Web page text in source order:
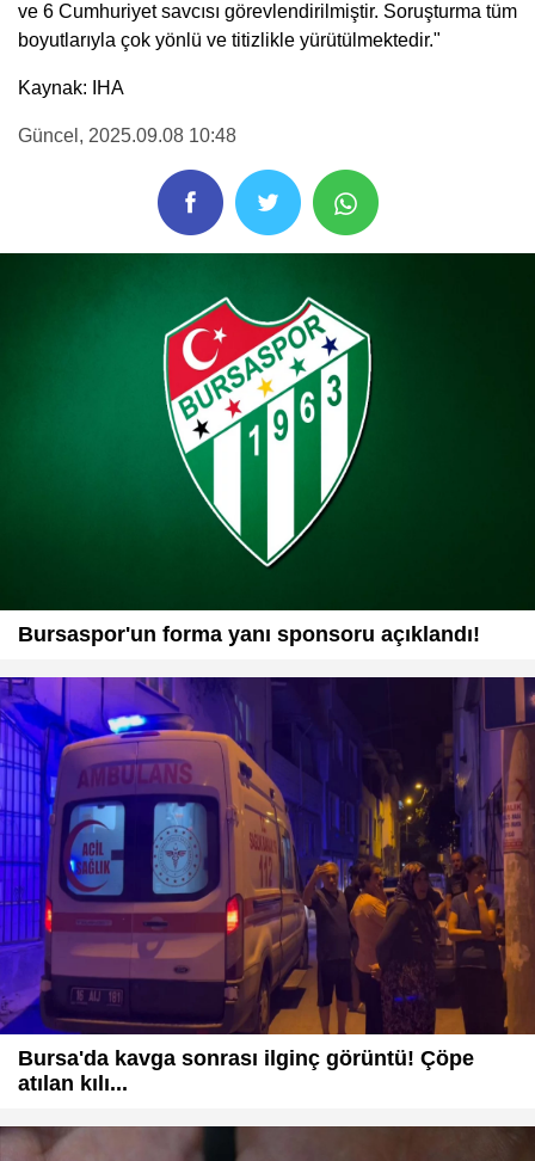
ve 6 Cumhuriyet savcısı görevlendirilmiştir. Soruşturma tüm
boyutlarıyla çok yönlü ve titizlikle yürütülmektedir."
Kaynak: IHA
Güncel , 2025.09.08 10:48
Bursaspor'un forma yanı sponsoru açıklandı!
Bursa'da kavga sonrası ilginç görüntü! Çöpe
atılan kılı...